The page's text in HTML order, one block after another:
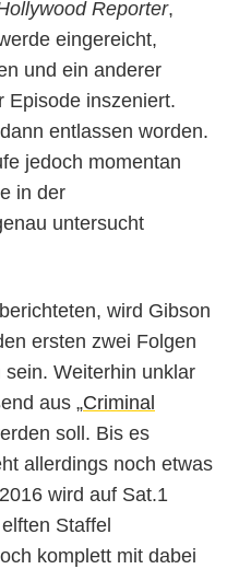
Reporter,
eingereicht,
und ein anderer
Episode inszeniert.
entlassen worden.
jedoch momentan
in der
untersucht
wird Gibson
ersten zwei Folgen
Weiterhin unklar
aus „Criminal
soll. Bis es
allerdings noch etwas
wird auf Sat.1
Staffel
komplett mit dabei